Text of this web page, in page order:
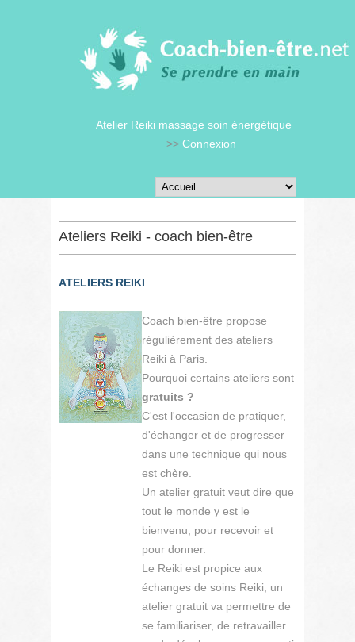
Atelier Reiki massage soin énergétique
>> Connexion
Ateliers Reiki - coach bien-être
ATELIERS REIKI
Coach bien-être propose
régulièrement des ateliers
Reiki à Paris.
Pourquoi certains ateliers sont
gratuits ?
C'est l'occasion de pratiquer,
d'échanger et de progresser
dans une technique qui nous
est chère.
Un atelier gratuit veut dire que
tout le monde y est le
bienvenu, pour recevoir et
pour donner.
Le Reiki est propice aux
échanges de soins Reiki, un
atelier gratuit va permettre de
se familiariser, de retravailler